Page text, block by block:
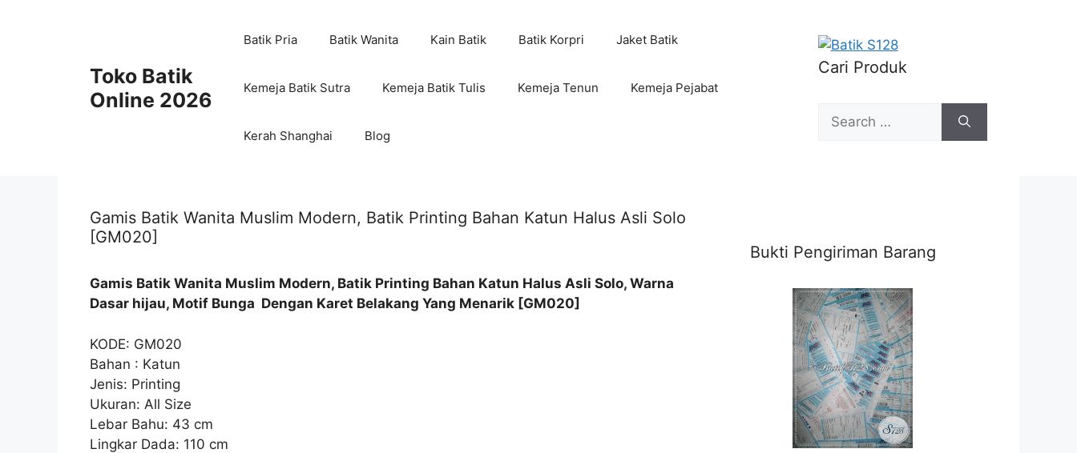
Toko Batik
Online 2026
Batik Pria Batik Wanita Kain Batik Batik Korpri Jaket Batik
Kemeja Batik Sutra Kemeja Batik Tulis Kemeja Tenun Kemeja Pejabat
Kerah Shanghai Blog
Cari Produk
Search
for:
Gamis Batik Wanita Muslim Modern, Batik Printing Bahan Katun Halus Asli Solo
[GM020]
Gamis Batik Wanita Muslim Modern, Batik Printing Bahan Katun Halus Asli Solo, Warna
Dasar hijau, Motif Bunga Dengan Karet Belakang Yang Menarik [GM020]
KODE: GM020
Bahan : Katun
Jenis: Printing
Ukuran: All Size
Lebar Bahu: 43 cm
Lingkar Dada: 110 cm
Bukti Pengiriman Barang